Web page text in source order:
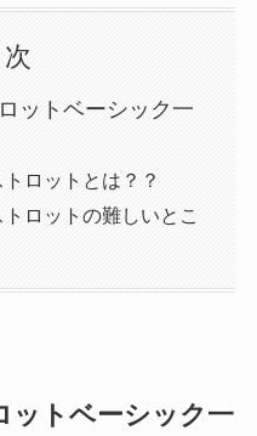
次
ットベーシック一
ロットとは？？
ロットの難しいとこ
ットベーシック一